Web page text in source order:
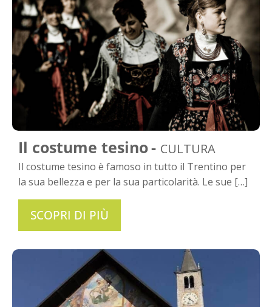
Il costume tesino CULTURA
Il costume tesino è famoso in tutto il Trentino per
la sua bellezza e per la sua particolarità. Le sue […]
SCOPRI DI PIÙ